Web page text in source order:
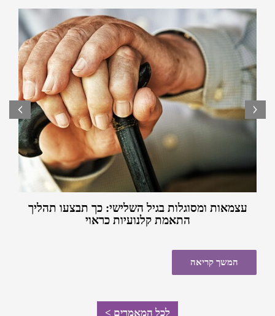
מרטיבות מצטברת בזמן שהיא חונה.
רע. רכישה מחברה אמינה ומקצועית של קלנועית יד שניה היא
לרוב עניין בטוח למדי, ועם הכסף שחוסכים ניתן בהחלט
לרכוש אביזרים לקלנועית ולשדרג אותה אפילו יותר.
עצמאות ומסוגלות בגיל השלישי: כך תבצעו תהליך
התאמת קלנועיות כראוי
המשך קריאה
prev next
לכל המאמרים >